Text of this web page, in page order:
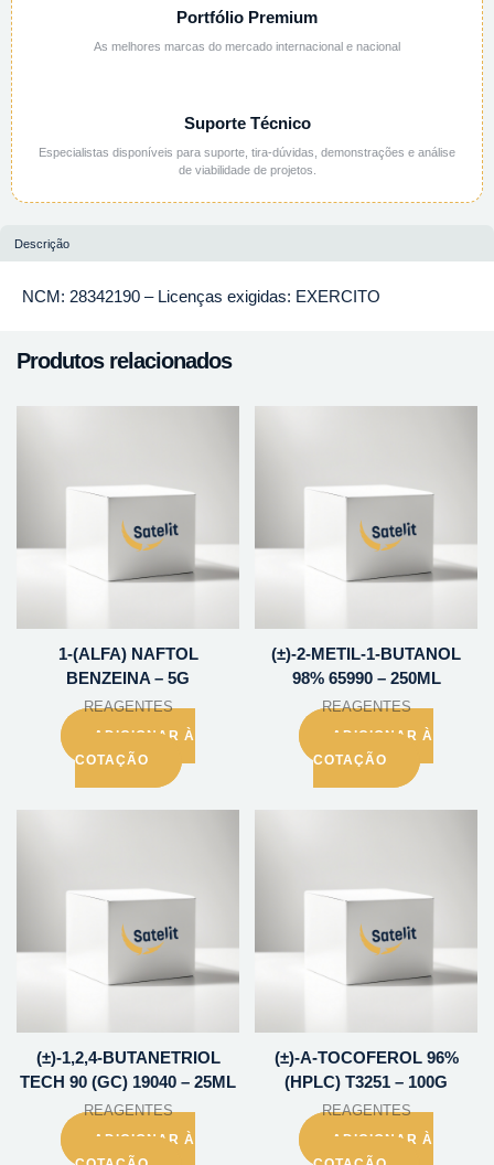
Portfólio Premium
As melhores marcas do mercado internacional e nacional
Suporte Técnico
Especialistas disponíveis para suporte, tira-dúvidas, demonstrações e análise
de viabilidade de projetos.
Descrição
NCM: 28342190 – Licenças exigidas: EXERCITO
Produtos relacionados
1-(ALFA) NAFTOL
BENZEINA – 5G
REAGENTES
ADICIONAR À
COTAÇÃO
(±)-2-METIL-1-BUTANOL
98% 65990 – 250ML
REAGENTES
ADICIONAR À
COTAÇÃO
(±)-1,2,4-BUTANETRIOL
TECH 90 (GC) 19040 – 25ML
REAGENTES
ADICIONAR À
(±)-A-TOCOFEROL 96%
(HPLC) T3251 – 100G
REAGENTES
ADICIONAR À